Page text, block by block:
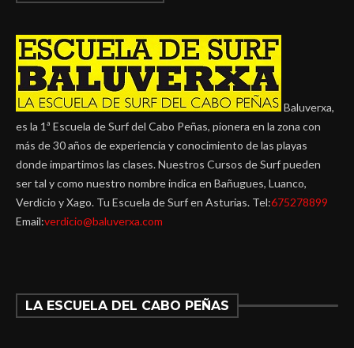
Baluverxa,
es la 1ª Escuela de Surf del Cabo Peñas, pionera en la zona con
más de 30 años de experiencia y conocimiento de las playas
donde impartimos las clases. Nuestros Cursos de Surf pueden
ser tal y como nuestro nombre indica en Bañugues, Luanco,
Verdicio y Xago. Tu Escuela de Surf en Asturias. Tel:675278899
Email:verdicio@baluverxa.com
LA ESCUELA DEL CABO PEÑAS